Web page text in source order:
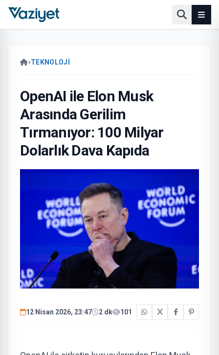
TEKNOLOJİ
OpenAI ile Elon Musk
Arasında Gerilim
Tırmanıyor: 100 Milyar
Dolarlık Dava Kapıda
12 Nisan 2026, 23:47 2 dk 101